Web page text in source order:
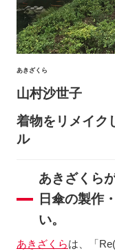
あきざくら
山村沙世子
着物をリメイク
ル
あきざくら
日傘の製作
い。
あきざくらは、「